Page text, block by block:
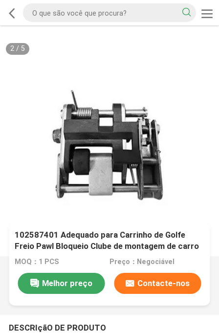
2/ 5
102587401 Adequado para Carrinho de Golfe
Freio Pawl Bloqueio Clube de montagem de carro
precedente 04-09
MOQ：1 PCS Preço：Negociável
Melhor preço Contacte-nos
DESCRIçãO DE PRODUTO